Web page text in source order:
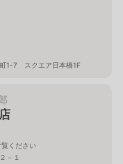
1-7 スクエア日本橋1F
ください
－１